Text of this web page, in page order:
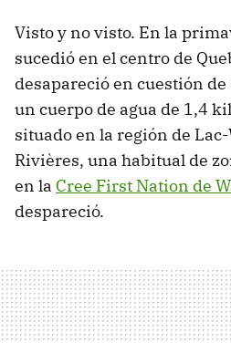
Visto y no visto. En la
sucedió en el centro de
desapareció en cuestión de
un cuerpo de agua de 1,4
situado en la región de
Rivières, una habitual de
en la Cree First Nation de
despareció.